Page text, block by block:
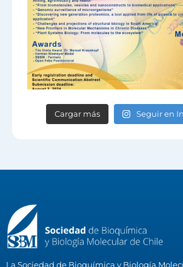
Cargar más Seguir en
La Sociedad de Bioquímica y Biología